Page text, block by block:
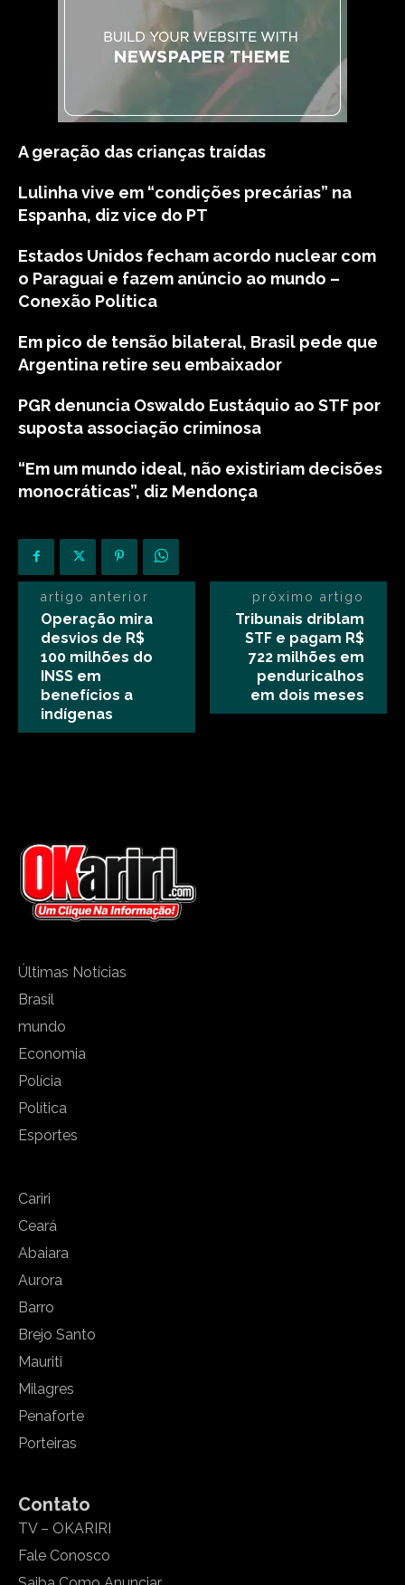
A geração das crianças traídas
Lulinha vive em “condições precárias” na
Espanha, diz vice do PT
Estados Unidos fecham acordo nuclear com
o Paraguai e fazem anúncio ao mundo –
Conexão Política
Em pico de tensão bilateral, Brasil pede que
Argentina retire seu embaixador
PGR denuncia Oswaldo Eustáquio ao STF por
suposta associação criminosa
“Em um mundo ideal, não existiriam decisões
monocráticas”, diz Mendonça
artigo anterior
Operação mira
desvios de R$
100 milhões do
INSS em
benefícios a
indígenas
próximo artigo
Tribunais driblam
STF e pagam R$
722 milhões em
penduricalhos
em dois meses
Últimas Notícias
Brasil
mundo
Economia
Polícia
Política
Esportes
Cariri
Ceará
Abaiara
Aurora
Barro
Brejo Santo
Mauriti
Milagres
Penaforte
Porteiras
Contato
TV – OKARIRI
Fale Conosco